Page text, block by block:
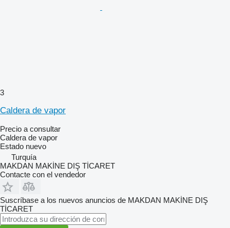
3
Caldera de vapor
Precio a consultar
Caldera de vapor
Estado nuevo
Turquía
MAKDAN MAKİNE DIŞ TİCARET
Contacte con el vendedor
Suscríbase a los nuevos anuncios de MAKDAN MAKİNE DIŞ
TİCARET